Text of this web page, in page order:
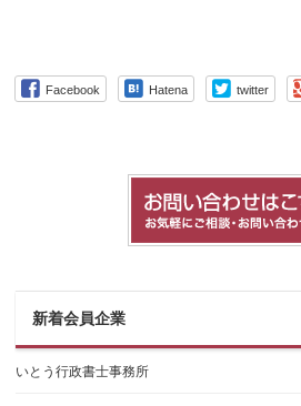
Facebook Hatena twitter
新着会員企業
いとう行政書士事務所